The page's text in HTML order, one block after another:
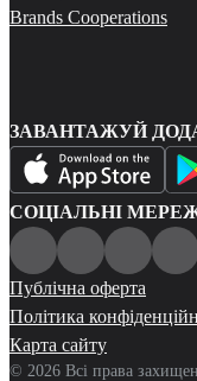
Brands Cooperations
ЗАВАНТАЖУЙ
СОЦІАЛЬНІ
Публічна оферта
Політика
Карта сайту
© 2026 Всі права